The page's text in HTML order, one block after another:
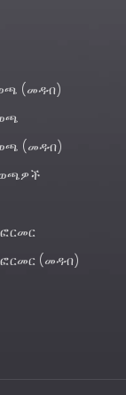
(መዳብ)
(መዳብ)
(መዳብ)